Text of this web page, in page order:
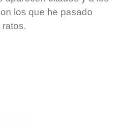
los que he pasado